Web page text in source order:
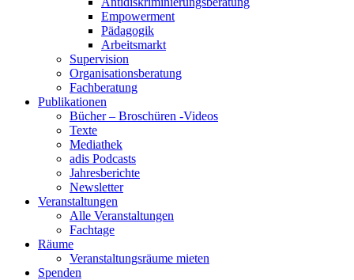
Empowerment
Pädagogik
Arbeitsmarkt
Supervision
Organisationsberatung
Fachberatung
Publikationen
Bücher – Broschüren -Videos
Texte
Mediathek
adis Podcasts
Jahresberichte
Newsletter
Veranstaltungen
Alle Veranstaltungen
Fachtage
Räume
Veranstaltungsräume mieten
Spenden